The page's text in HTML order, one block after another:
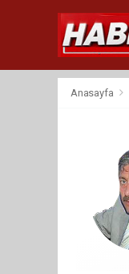
Anasayfa